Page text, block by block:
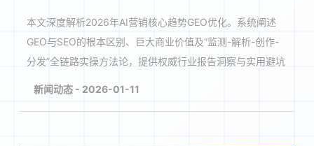
本文深度解析2026年AI营销核心趋势GEO优化。系统阐述
GEO与SEO的根本区别、巨大商业价值及“监测-解析-创作-
分发”全链路实操方法论，提供权威行业报告洞察与实用避坑
新闻动态 - 2026-01-11